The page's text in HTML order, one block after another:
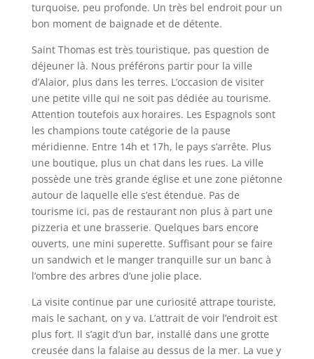
turquoise, peu profonde. Un très bel endroit pour un
bon moment de baignade et de détente.
Saint Thomas est très touristique, pas question de
déjeuner là. Nous préférons partir pour la ville
d’Alaior, plus dans les terres. L’occasion de visiter
une petite ville qui ne soit pas dédiée au tourisme.
Attention toutefois aux horaires. Les Espagnols sont
les champions toute catégorie de la pause
méridienne. Entre 14h et 17h, le pays s’arrête. Plus
une boutique, plus un chat dans les rues. La ville
possède une très grande église et une zone piétonne
autour de laquelle elle s’est étendue. Pas de
tourisme ici, pas de restaurant non plus à part une
pizzeria et une brasserie. Quelques bars encore
ouverts, une mini superette. Suffisant pour se faire
un sandwich et le manger tranquille sur un banc à
l’ombre des arbres d’une jolie place.
La visite continue par une curiosité attrape touriste,
mais le sachant, on y va. L’attrait de voir l’endroit est
plus fort. Il s’agit d’un bar, installé dans une grotte
creusée dans la falaise au dessus de la mer. La vue y